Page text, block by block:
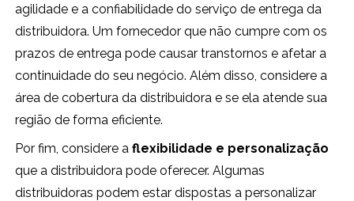
agilidade e a confiabilidade do serviço de entrega da
distribuidora. Um fornecedor que não cumpre com os
prazos de entrega pode causar transtornos e afetar a
continuidade do seu negócio. Além disso, considere a
área de cobertura da distribuidora e se ela atende sua
região de forma eficiente.
Por fim, considere aflexibilidade e personalização
que a distribuidora pode oferecer. Algumas
distribuidoras podem estar dispostas a personalizar